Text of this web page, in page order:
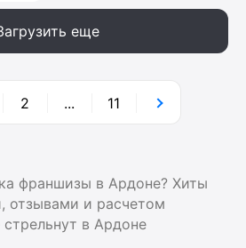
еще
2 ... 11
франшизы в Ардоне? Хиты
отзывами и расчетом
в Ардоне